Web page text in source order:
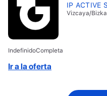
IP ACTIVE
Vizcaya/
IndefinidoCompleta
Ir a la oferta